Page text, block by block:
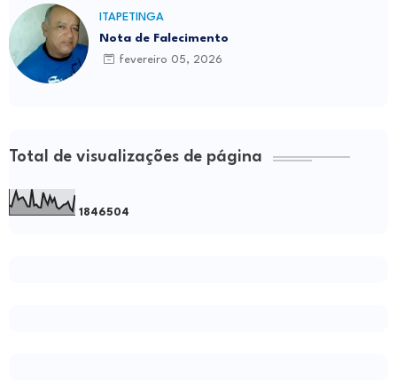
ITAPETINGA
Nota de Falecimento
fevereiro 05, 2026
Total de visualizações de página
1 846504